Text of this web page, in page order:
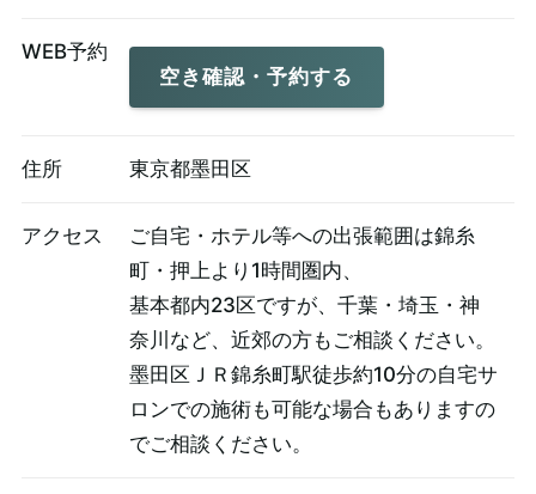
WEB予約
空き確認・予約する
住所 東京都墨田区
アクセス
ご自宅・ホテル等への出張範囲は錦糸
町・押上より1時間圏内、
基本都内23区ですが、千葉・埼玉・神
奈川など、近郊の方もご相談ください。
墨田区ＪＲ錦糸町駅徒歩約10分の自宅サ
ロンでの施術も可能な場合もありますの
でご相談ください。